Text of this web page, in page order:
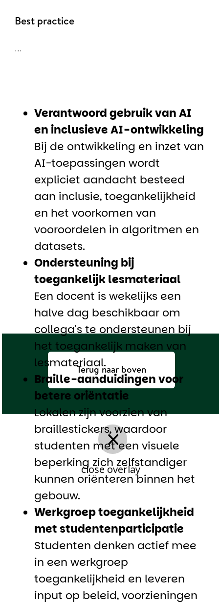
close overlay
Verantwoord gebruik van AI
en inclusieve AI-ontwikkeling
Bij de ontwikkeling en inzet van
AI-toepassingen wordt
expliciet aandacht besteed
aan inclusie, toegankelijkheid
en het voorkomen van
vooroordelen in algoritmen en
datasets.
Ondersteuning bij
toegankelijk lesmateriaal
Een docent is wekelijks een
halve dag beschikbaar om
collega's te ondersteunen bij
het toegankelijk maken van
lesmateriaal.
Braille-aanduidingen voor
betere oriëntatie
Lokalen zijn voorzien van
braillestickers, waardoor
studenten met een visuele
beperking zich zelfstandiger
kunnen oriënteren binnen het
gebouw.
Werkgroep toegankelijkheid
met studentenparticipatie
Studenten denken actief mee
in een werkgroep
toegankelijkheid en leveren
input op beleid, voorzieningen
Best practice
...
Terug naar boven